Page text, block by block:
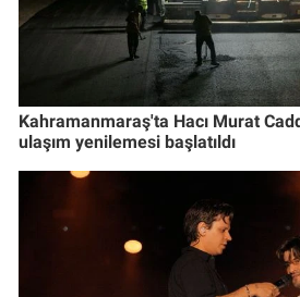
Kahramanmaraş'ta Hacı Murat
ulaşım yenilemesi başlatıldı